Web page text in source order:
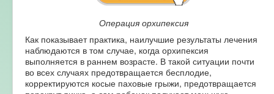
Операция орхипексия
Как показывает практика, наилучшие результаты лечения
наблюдаются в том случае, когда орхипексия
выполняется в раннем возрасте. В такой ситуации почти
во всех случаях предотвращается бесплодие,
корректируются косые паховые грыжи, предотвращается